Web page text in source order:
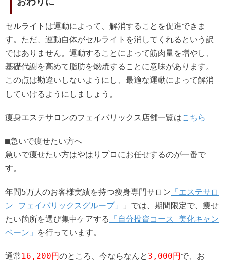
セルライトは運動によって、解消することを促進できま
す。ただ、運動自体がセルライトを消してくれるという訳
ではありません。運動することによって筋肉量を増やし、
基礎代謝を高めて脂肪を燃焼することに意味があります。
この点は勘違いしないようにし、最適な運動によって解消
していけるようにしましょう。
痩身エステサロンのフェイバリックス店舗一覧はこちら
■急いで痩せたい方へ
急いで痩せたい方はやはりプロにお任せするのが一番で
す。
年間5万人のお客様実績を持つ痩身専門サロン 「エステサロ
ン フェイバリックスグループ」
」では、期間限定で、痩せ
たい箇所を選び集中ケアする 「自分投資コース 美化キャン
ペーン」 を行っています。
通常 16,200円のところ、今ならなんと 3,000円で、お